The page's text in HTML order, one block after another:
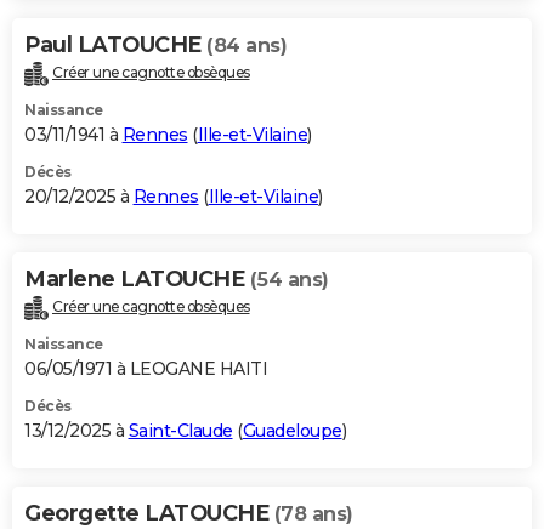
Paul LATOUCHE (84 ans)
Créer une cagnotte obsèques
Naissance
03/11/1941 à Rennes (Ille-et-Vilaine)
Décès
20/12/2025 à Rennes (Ille-et-Vilaine)
Marlene LATOUCHE (54 ans)
Créer une cagnotte obsèques
Naissance
06/05/1971 à LEOGANE HAITI
Décès
13/12/2025 à Saint-Claude (Guadeloupe)
Georgette LATOUCHE (78 ans)